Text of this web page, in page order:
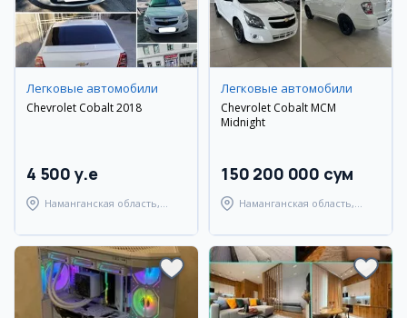
Легковые автомобили
Chevrolet Cobalt 2018
4 500 y.e
Наманганская область,
Легковые автомобили
Chevrolet Cobalt MCM
Midnight
150 200 000 сум
Наманганская область,